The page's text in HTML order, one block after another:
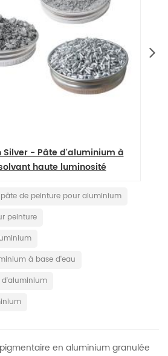
Silver - Pâte d'aluminium à
haute luminosité
pâte de peinture pour aluminium
peinture
à base d'eau
en aluminium granulée